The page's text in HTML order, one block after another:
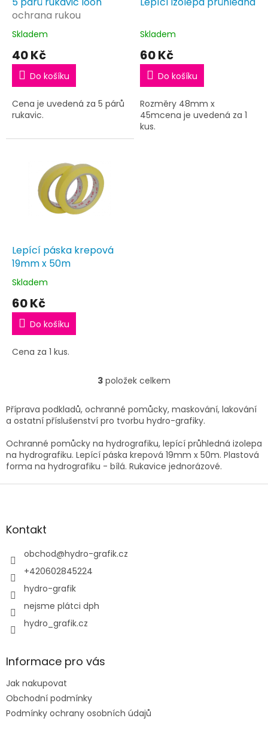
uochrana rukou
Skladem
40 Kč
Do košíku
Cena je uvedená za 5 párů
rukavic.
Skladem
60 Kč
Do košíku
Rozměry 48mm x
45mcena je uvedená za 1
kus.
Lepící páska krepová
19mm x 50m
Skladem
60 Kč
Do košíku
Cena za 1 kus.
O
l
á
a
c
í
r
3 položek celkem
Příprava podkladů, ochranné pomůcky, maskování, lakování
a ostatní příslušenství pro tvorbu hydro-grafiky.
Ochranné pomůcky na hydrografiku, lepící průhledná izolepa
na hydrografiku. Lepící páska krepová 19mm x 50m. Plastová
forma na hydrografiku - bílá. Rukavice jednorázové.
Z
aKontakt
obchod@hydro-grafik.cz
+420602845224
hydro-grafik
nejsme plátci dph
hydro_grafik.cz
Informace pro vás
Jak nakupovat
Obchodní podmínky
Podmínky ochrany osobních údajů